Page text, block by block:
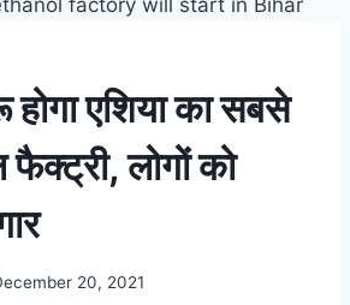
होगा एशिया का सबसे
लोगों को
20, 2021